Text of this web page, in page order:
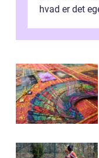
hvad er det